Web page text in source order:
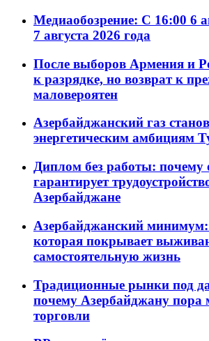
Медиаобозрение: С 16:00 6
7 августа 2026 года
После выборов Армения и
к разрядке, но возврат к
маловероятен
Азербайджанский газ
энергетическим амбициям
Диплом без работы: почему
гарантирует
Азербайджане
Азербайджанский минимум:
которая покрывает
самостоятельную жизнь
Традиционные рынки под
почему Азербайджану пора
торговли